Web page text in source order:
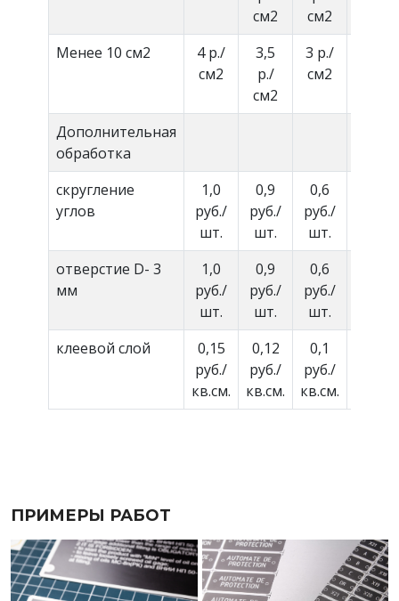
см2
см2
Менее 10 см2
4 р./
см2
3,5
р./
см2
3 р./
см2
Дополнительная
обработка
скругление
углов
1,0
руб./
шт.
0,9
руб./
шт.
0,6
руб./
шт.
отверстие D- 3
мм
1,0
руб./
шт.
0,9
руб./
шт.
0,6
руб./
шт.
клеевой слой
0,15
руб./
кв.см.
0,12
руб./
кв.см.
0,1
руб./
кв.см.
ПРИМЕРЫ РАБОТ